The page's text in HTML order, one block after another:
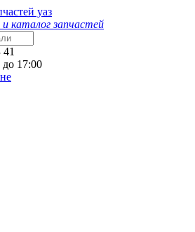
и каталог запчастей
17:00